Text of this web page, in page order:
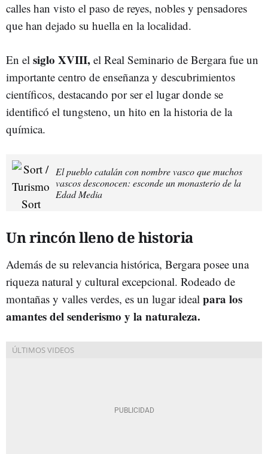
calles han visto el paso de reyes, nobles y pensadores
que han dejado su huella en la localidad.
En el siglo XVIII, el Real Seminario de Bergara fue un
importante centro de enseñanza y descubrimientos
científicos, destacando por ser el lugar donde se
identificó el tungsteno, un hito en la historia de la
química.
El pueblo catalán con nombre vasco que muchos
vascos desconocen: esconde un monasterio de la
Edad Media
Un rincón lleno de historia
Además de su relevancia histórica, Bergara posee una
riqueza natural y cultural excepcional. Rodeado de
montañas y valles verdes, es un lugar ideal para los
amantes del senderismo y la naturaleza.